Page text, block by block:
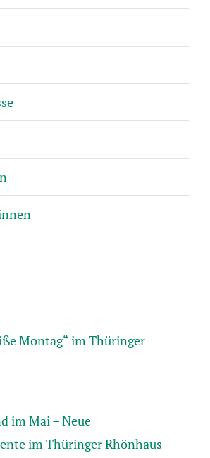
Montag“ im Thüringer
im Mai – Neue
im Thüringer Rhönhaus